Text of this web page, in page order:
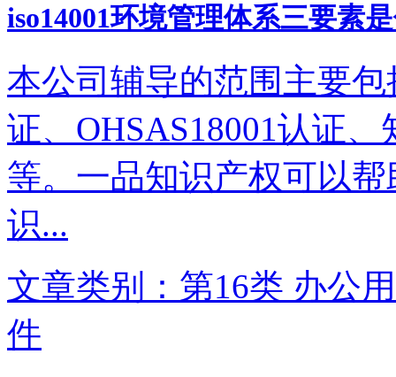
iso14001环境管理体系三要素
本公司辅导的范围主要包
证、OHSAS18001认证
等。一品知识产权可以
识...
文章类别：第16类 办公
件